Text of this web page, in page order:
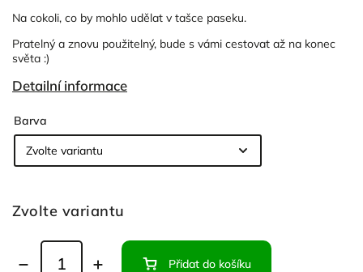
Na cokoli, co by mohlo udělat v tašce paseku.
Pratelný a znovu použitelný, bude s vámi cestovat až na konec
světa :)
Detailní informace
Barva
Zvolte variantu
Přidat do košíku